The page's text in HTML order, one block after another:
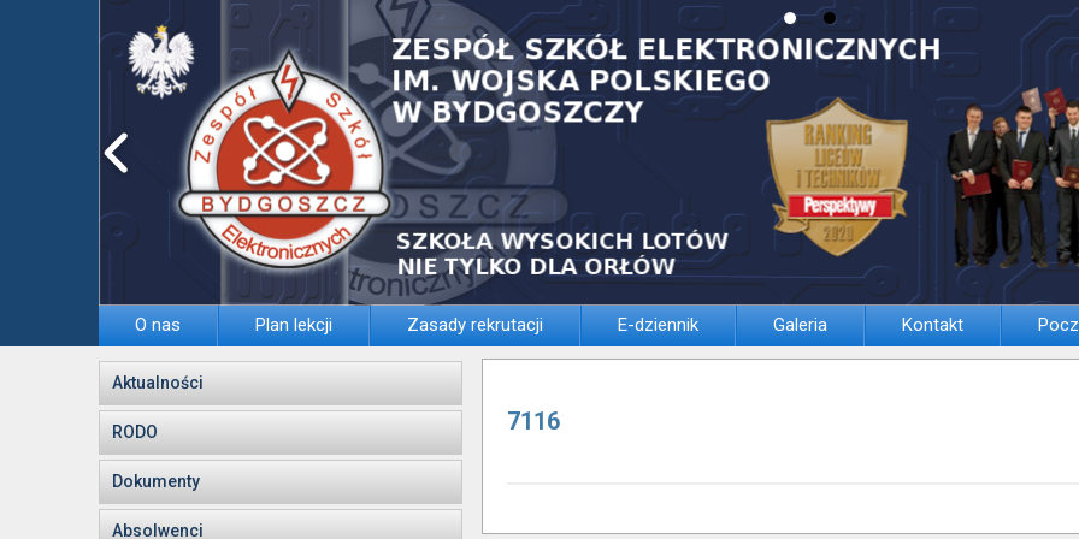
O nas Plan lekcji Zasady rekrutacji E-dziennik Galeria Kontakt
Aktualności
RODO
Dokumenty
Absolwenci
7116